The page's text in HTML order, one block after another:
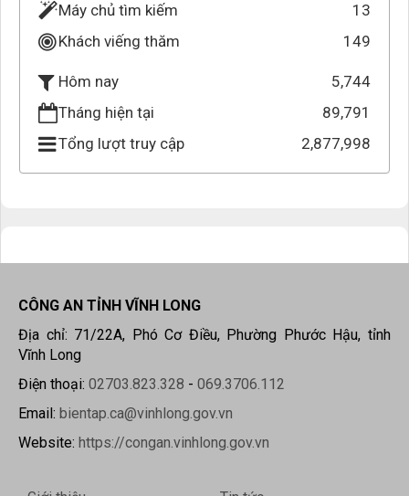
Máy chủ tìm kiếm
13
Khách viếng thăm
149
Hôm nay
5,744
Tháng hiện tại
89,791
Tổng lượt truy cập
2,877,998
CÔNG AN TỈNH VĨNH LONG
Địa chỉ: 71/22A, Phó Cơ Điều, Phường Phước Hậu, tỉnh
Vĩnh Long
Điện thoại: 02703.823.328 - 069.3706.112
Email: bientap.ca@vinhlong.gov.vn
Website: https://congan.vinhlong.gov.vn